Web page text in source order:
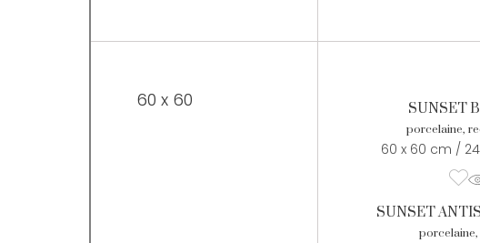
60 x 60 SUNSET
porcelaine,
60 x 60 cm /
SUNSET